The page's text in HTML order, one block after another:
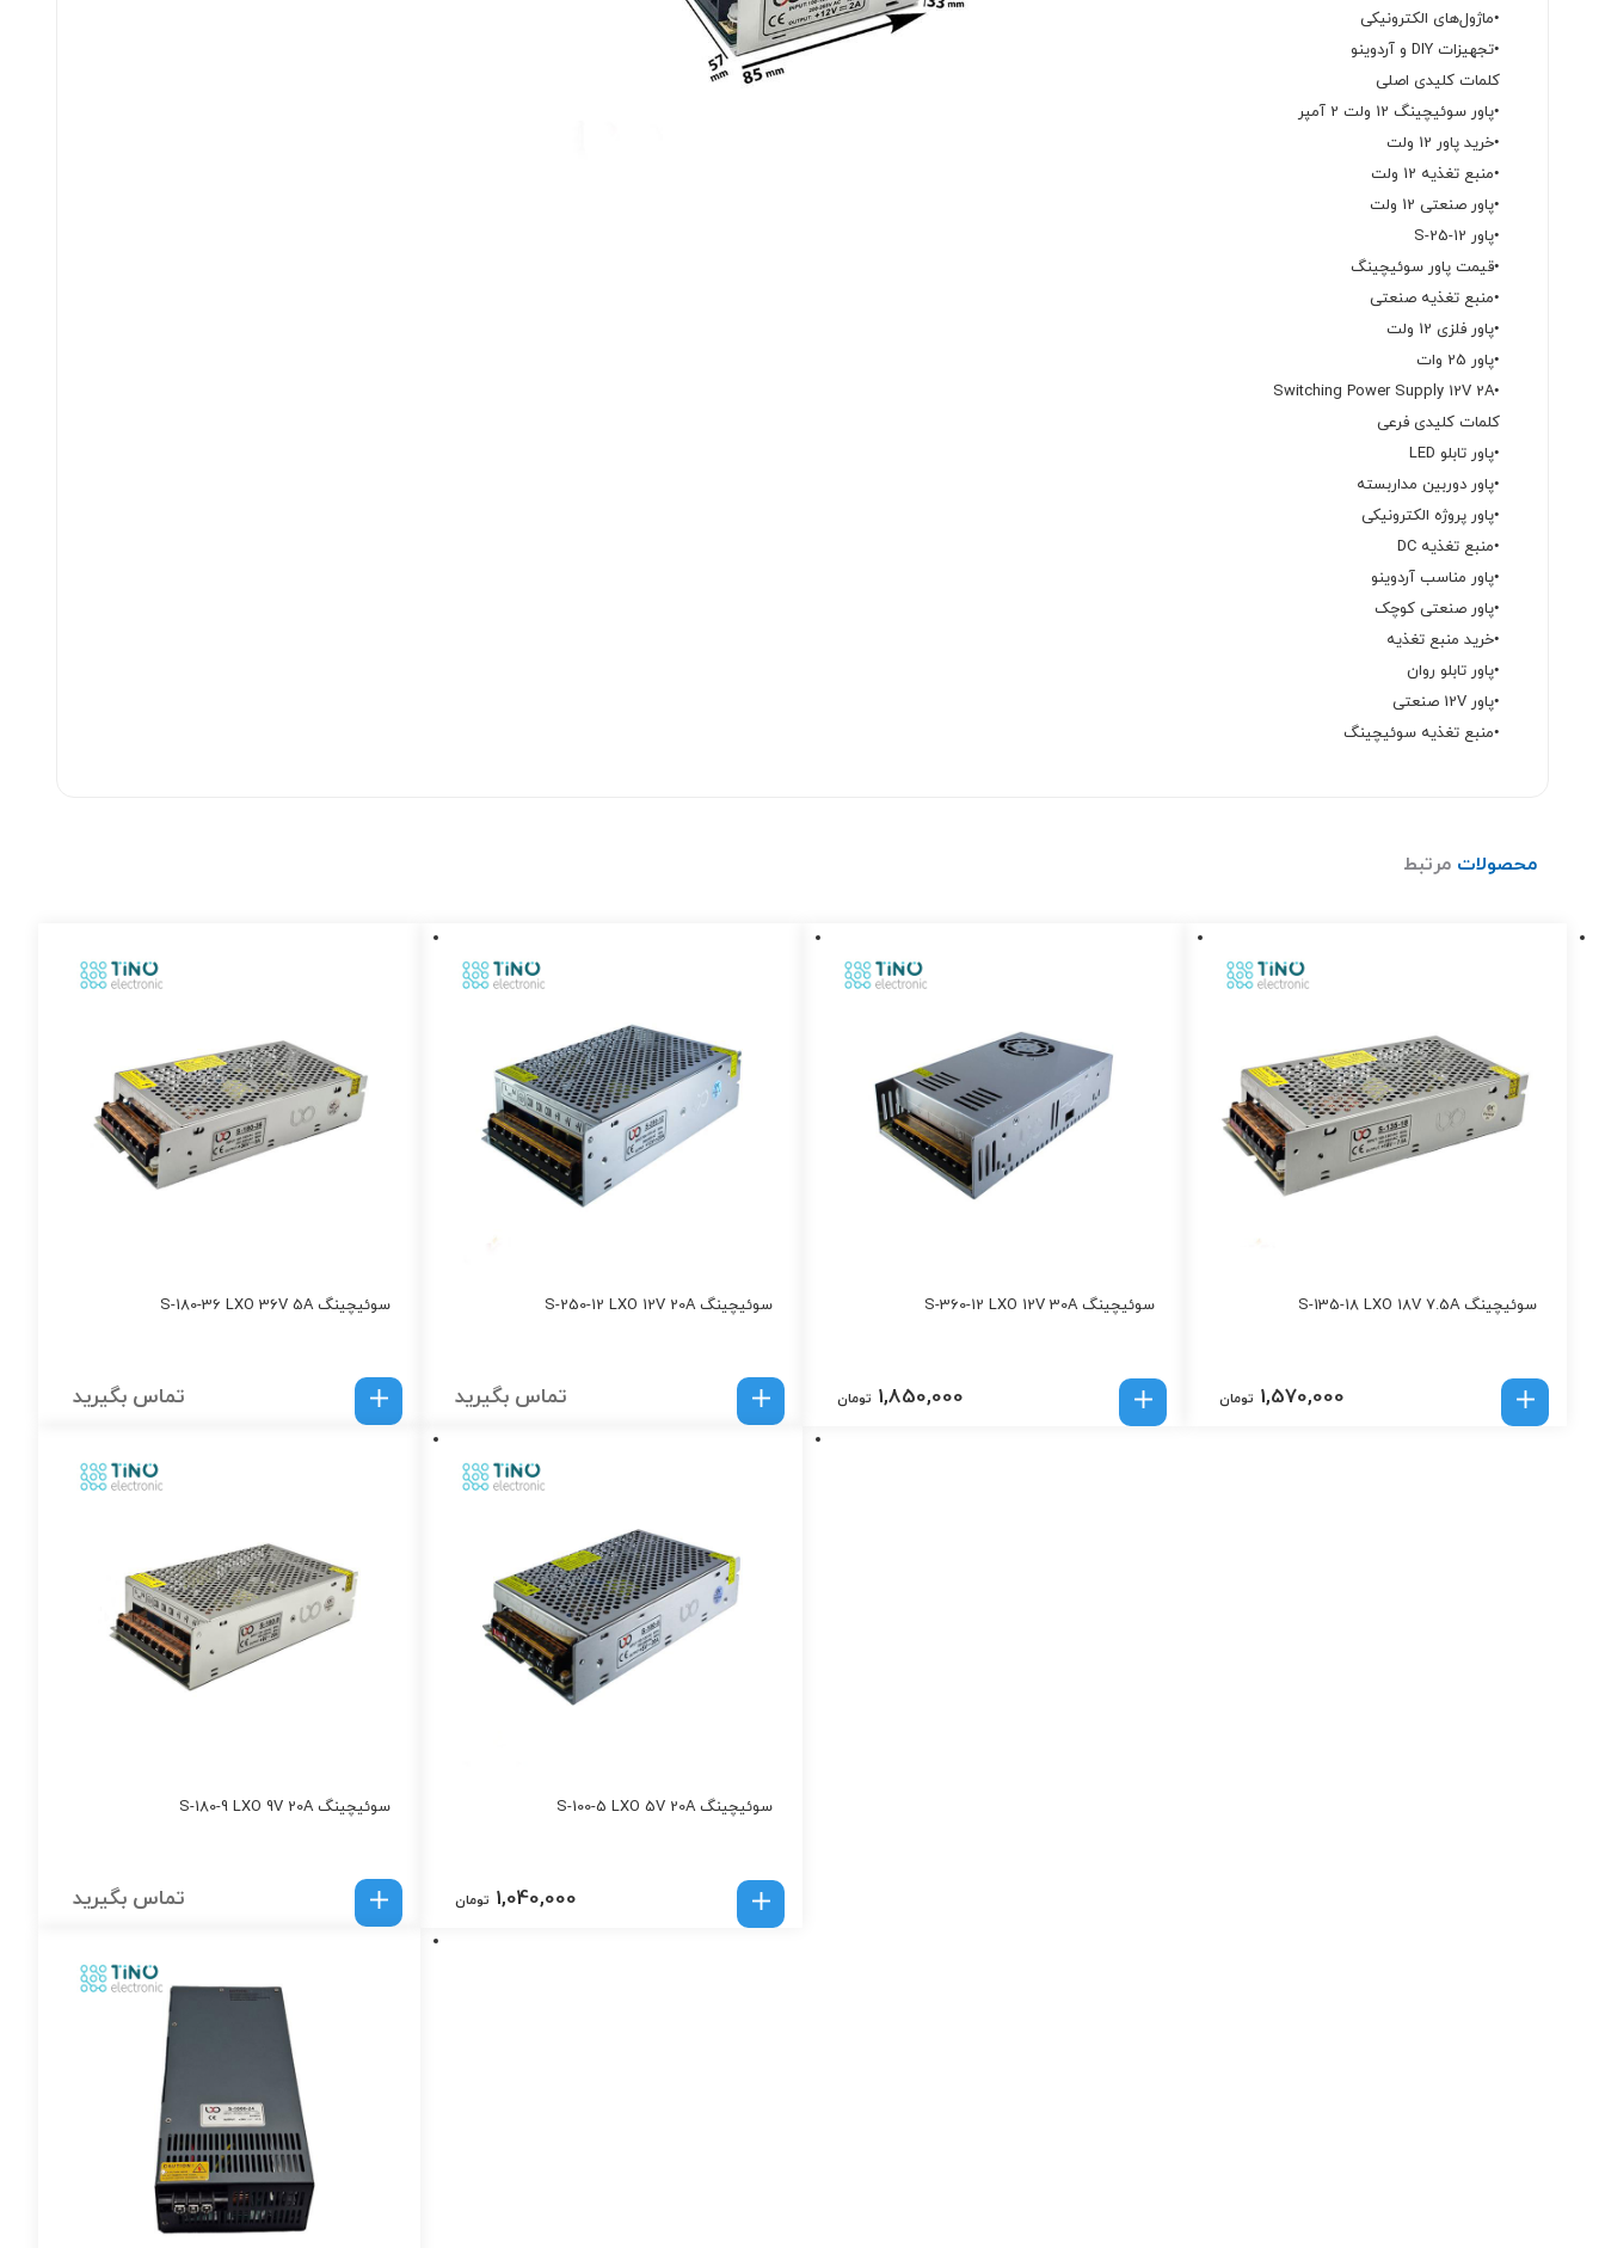
•ماژول‌های الکترونیکی
•تجهیزات DIY و آردوینو
کلمات کلیدی اصلی
•پاور سوئیچینگ 12 ولت 2 آمپر
•خرید پاور 12 ولت
•منبع تغذیه 12 ولت
•پاور صنعتی 12 ولت
•پاور S-25-12
•قیمت پاور سوئیچینگ
•منبع تغذیه صنعتی
•پاور فلزی 12 ولت
•پاور 25 وات
•Switching Power Supply 12V 2A
کلمات کلیدی فرعی
•پاور تابلو LED
•پاور دوربین مداربسته
•پاور پروژه الکترونیکی
•منبع تغذیه DC
•پاور مناسب آردوینو
•پاور صنعتی کوچک
•خرید منبع تغذیه
•پاور تابلو روان
•پاور 12V صنعتی
•منبع تغذیه سوئیچینگ
محصولات مرتبط
سوئیچینگ S-135-18 LXO 18V 7.5A
1,570,000 تومان
سوئیچینگ S-360-12 LXO 12V 30A
1,850,000 تومان
سوئیچینگ S-250-12 LXO 12V 20A
تماس بگیرید
سوئیچینگ S-180-36 LXO 36V 5A
تماس بگیرید
سوئیچینگ S-100-5 LXO 5V 20A
1,040,000 تومان
سوئیچینگ S-180-9 LXO 9V 20A
تماس بگیرید